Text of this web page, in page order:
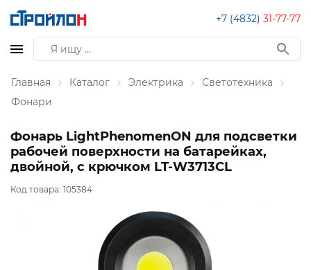
+7 (4832) 31-77-77
Главная Каталог Электрика
Светотехника
Фонари
Фонарь LightPhenomenON для подсветки
рабочей поверхности на батарейках,
двойной, с крючком LT-W3713CL
Код товара: 105384